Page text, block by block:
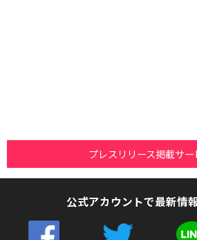
プレスリリース掲載サー
公式アカウントで最新情